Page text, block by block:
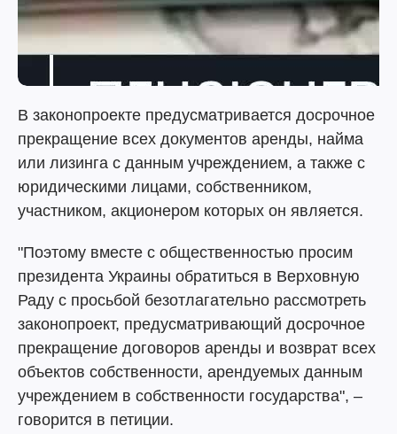
В законопроекте предусматривается досрочное
прекращение всех документов аренды, найма
или лизинга с данным учреждением, а также с
юридическими лицами, собственником,
участником, акционером которых он является.
"Поэтому вместе с общественностью просим
президента Украины обратиться в Верховную
Раду с просьбой безотлагательно рассмотреть
законопроект, предусматривающий досрочное
прекращение договоров аренды и возврат всех
объектов собственности, арендуемых данным
учреждением в собственности государства", –
говорится в петиции.